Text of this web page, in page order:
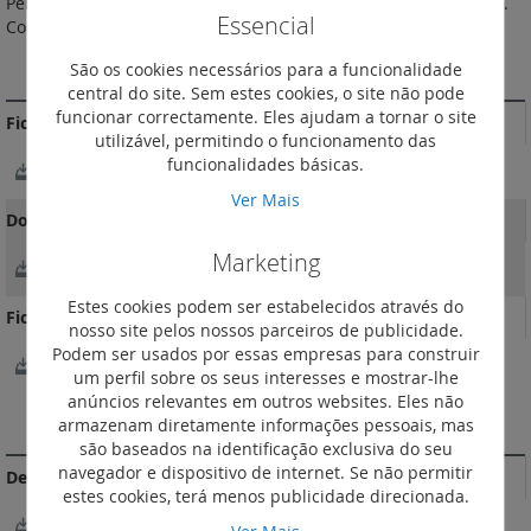
Com obturadores de proteção (IP 21D).
MAIS INFORMAÇÃO
Fichas Técnicas
FichaTécnica_F01709EN-06
Documentação Comercial
Ficheiro BIM
LEGRAND-BIM-MOSAIC-2021-ENGLISH-FB.rvt
DOCUMENTAÇÃO DE CONFORMIDADE
Declarações e certificados de conformidade
Essencial
São os cookies necessários para a funcionalidade
central do site. Sem estes cookies, o site não pode
funcionar correctamente. Eles ajudam a tornar o site
utilizável, permitindo o funcionamento das
funcionalidades básicas.
Ver Mais
Marketing
Estes cookies podem ser estabelecidos através do
nosso site pelos nossos parceiros de publicidade.
Podem ser usados por essas empresas para construir
um perfil sobre os seus interesses e mostrar-lhe
anúncios relevantes em outros websites. Eles não
armazenam diretamente informações pessoais, mas
são baseados na identificação exclusiva do seu
navegador e dispositivo de internet. Se não permitir
estes cookies, terá menos publicidade direcionada.